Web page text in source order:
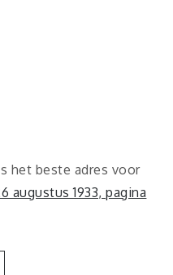
het beste adres voor
augustus 1933, pagina